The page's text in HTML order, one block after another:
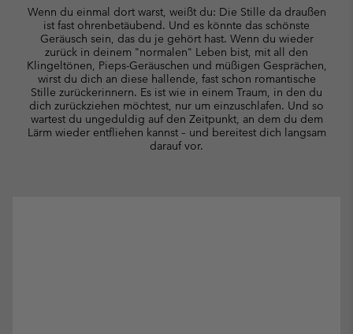
Wenn du einmal dort warst, weißt du: Die Stille da draußen
ist fast ohrenbetäubend. Und es könnte das schönste
Geräusch sein, das du je gehört hast. Wenn du wieder
zurück in deinem "normalen" Leben bist, mit all den
Klingeltönen, Pieps-Geräuschen und müßigen Gesprächen,
wirst du dich an diese hallende, fast schon romantische
Stille zurückerinnern. Es ist wie in einem Traum, in den du
dich zurückziehen möchtest, nur um einzuschlafen. Und so
wartest du ungeduldig auf den Zeitpunkt, an dem du dem
Lärm wieder entfliehen kannst – und bereitest dich langsam
darauf vor.